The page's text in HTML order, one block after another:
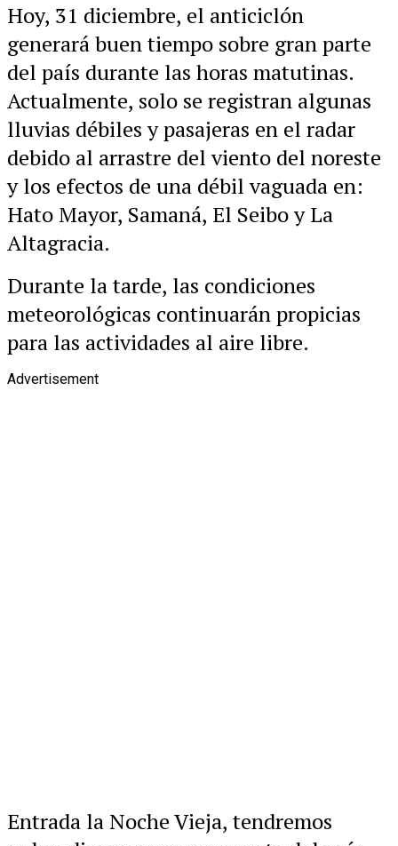
Hoy, 31 diciembre, el anticiclón
generará buen tiempo sobre gran parte
del país durante las horas matutinas.
Actualmente, solo se registran algunas
lluvias débiles y pasajeras en el radar
debido al arrastre del viento del noreste
y los efectos de una débil vaguada en:
Hato Mayor, Samaná, El Seibo y La
Altagracia.
Durante la tarde, las condiciones
meteorológicas continuarán propicias
para las actividades al aire libre.
Advertisement
Entrada la Noche Vieja, tendremos